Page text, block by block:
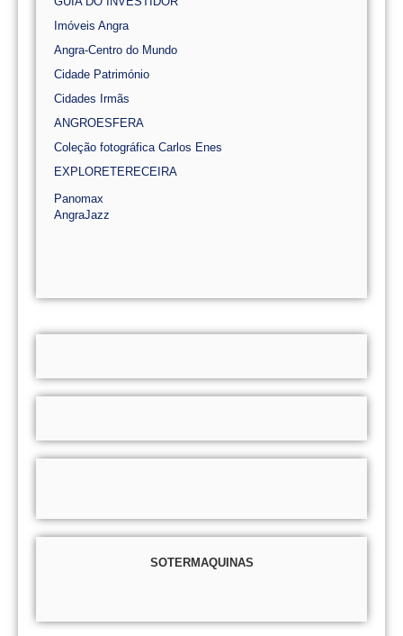
Imóveis Angra
Angra-Centro do Mundo
Cidade Património
Cidades Irmãs
ANGROESFERA
Coleção fotográfica Carlos Enes
EXPLORETERECEIRA
Panomax
AngraJazz
SOTERMAQUINAS